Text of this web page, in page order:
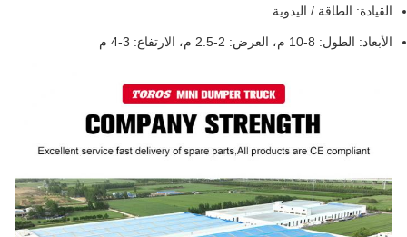
القيادة: الطاقة / اليدوية
الأبعاد: الطول: 8-10 م، العرض: 2-2.5 م، الارتفاع: 3-4 م